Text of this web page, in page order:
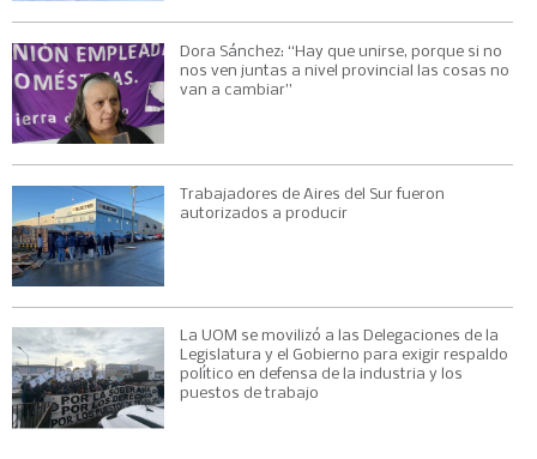
Dora Sánchez: “Hay que unirse, porque si no
nos ven juntas a nivel provincial las cosas no
van a cambiar”
Trabajadores de Aires del Sur fueron
autorizados a producir
La UOM se movilizó a las Delegaciones de la
Legislatura y el Gobierno para exigir respaldo
político en defensa de la industria y los
puestos de trabajo